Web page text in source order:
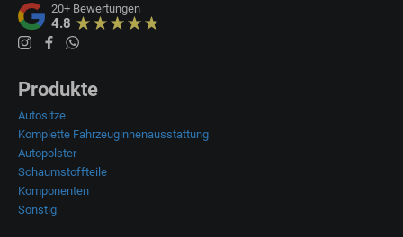
20+ Bewertungen
4.8
Produkte
Autositze
Komplette Fahrzeuginnenausstattung
Autopolster
Schaumstoffteile
Komponenten
Sonstig